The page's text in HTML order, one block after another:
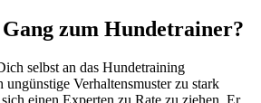
zum Hundetrainer?
selbst an das Hundetraining
ungünstige Verhaltensmuster zu stark